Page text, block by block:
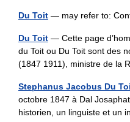
Du Toit — may refer to:
Du Toit — Cette page
du Toit ou Du Toit sont des
(1847 1911), ministre de
Stephanus Jacobus Du
octobre 1847 à Dal
historien, un linguiste et